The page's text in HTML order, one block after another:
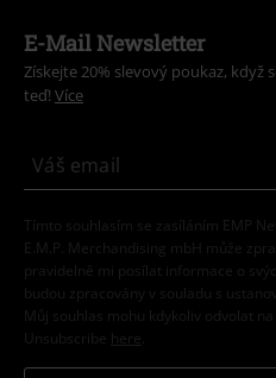
E-Mail Newsletter
Získejte 20% slevový poukaz, když
teď! Více
Tímto souhlasím se zasíláním EMP
E.M.P. Merchandising mbH může
pravidelně mi posílat informace o
budou zpracovány v souladu s
Můj souhlas mohu kdykoliv odvolat
Unsubscribe here